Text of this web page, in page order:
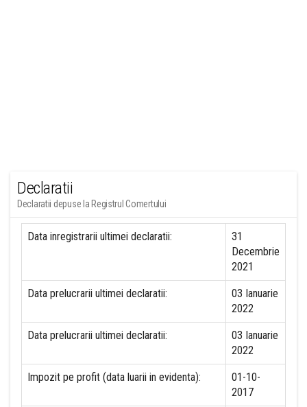
Declaratii
Declaratii depuse la Registrul Comertului
Data inregistrarii ultimei declaratii:
31
Decembrie
2021
Data prelucrarii ultimei declaratii:
03 Ianuarie
2022
Data prelucrarii ultimei declaratii:
03 Ianuarie
2022
Impozit pe profit (data luarii in evidenta):
01-10-
2017